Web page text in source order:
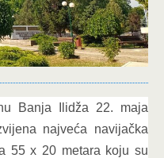
Banja Ilidža 22. maja
najveća navijačka
55 x 20 metara koju su